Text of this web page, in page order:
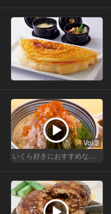
Vol.2
いくら好きにおすすめな東京の人気店！